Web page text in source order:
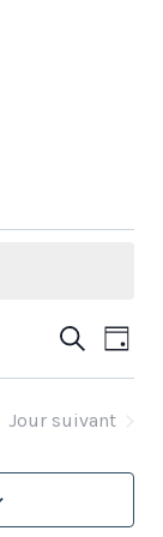
et
Recherche
de
Jour
Jour suivant